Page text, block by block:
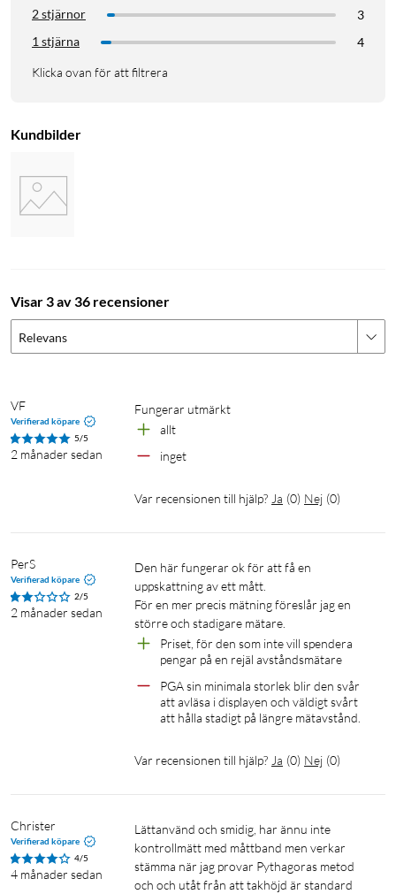
2 stjärnor
3
1 stjärna
4
Klicka ovan för att filtrera
Kundbilder
Visar 3 av 36 recensioner
Relevans
VF
Verifierad köpare
5/5
2 månader sedan
fungerar utmärkt
allt
inget
Var recensionen till hjälp? Ja (0) Nej (0)
PerS
Verifierad köpare
2/5
2 månader sedan
Den här fungerar ok för att få en
uppskattning av ett mått.
För en mer precis mätning föreslår jag en
större och stadigare mätare.
Priset, för den som inte vill spendera
pengar på en rejäl avståndsmätare
PGA sin minimala storlek blir den svår
att avläsa i displayen och väldigt svårt
att hålla stadigt på längre mätavstånd.
Var recensionen till hjälp? Ja (0) Nej (0)
Christer
Verifierad köpare
4/5
4 månader sedan
Lättanvänd och smidig, har ännu inte
kontrollmätt med måttband men verkar
stämma när jag provar Pythagoras metod
och och utåt från att takhöjd är standard